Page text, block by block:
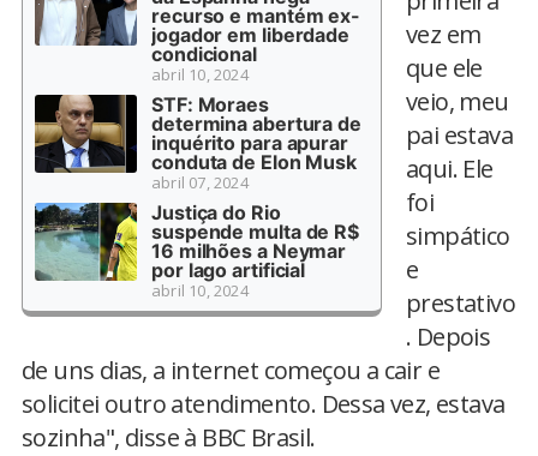
recurso e mantém ex-
jogador em liberdade
condicional
abril 10, 2024
STF: Moraes
determina abertura de
inquérito para apurar
conduta de Elon Musk
abril 07, 2024
Justiça do Rio
suspende multa de R$
16 milhões a Neymar
por lago artificial
abril 10, 2024
vez em
que ele
veio, meu
pai estava
aqui. Ele
foi
simpático
e
prestativo
. Depois
de uns dias, a internet começou a cair e
solicitei outro atendimento. Dessa vez, estava
sozinha", disse à BBC Brasil.